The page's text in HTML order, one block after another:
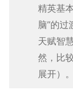
精英基
脑”的过
天赋智
然，比
展开）。